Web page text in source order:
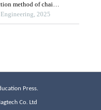
Press.
Co. Ltd